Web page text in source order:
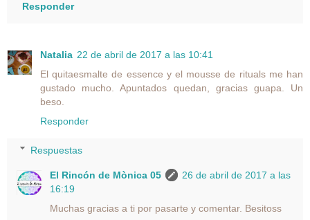
Responder
Natalia 22 de abril de 2017 a las 10:41
El quitaesmalte de essence y el mousse de rituals me han
gustado mucho. Apuntados quedan, gracias guapa. Un
beso.
Responder
Respuestas
El Rincón de Mònica 05
26 de abril de 2017 a las
16:19
Muchas gracias a ti por pasarte y comentar. Besitoss